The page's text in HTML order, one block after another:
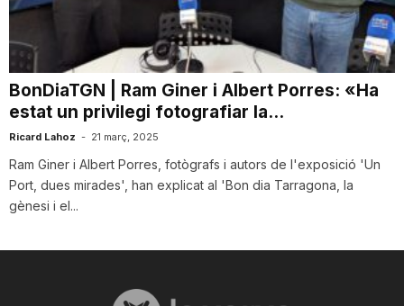
BonDiaTGN | Ram Giner i Albert Porres: «Ha
estat un privilegi fotografiar la...
Ricard Lahoz - 21 març, 2025
Ram Giner i Albert Porres, fotògrafs i autors de l'exposició 'Un
Port, dues mirades', han explicat al 'Bon dia Tarragona, la
gènesi i el...